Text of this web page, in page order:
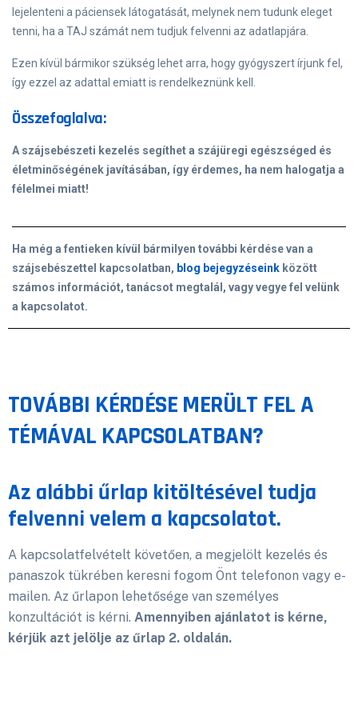
lejelenteni a páciensek látogatását, melynek nem tudunk eleget
tenni, ha a TAJ számát nem tudjuk felvenni az adatlapjára.
Ezen kívül bármikor szükség lehet arra, hogy gyógyszert írjunk fel,
így ezzel az adattal emiatt is rendelkeznünk kell.
Összefoglalva:
A szájsebészeti kezelés segíthet a szájüregi egészséged és
életminőségének javításában, így érdemes, ha nem halogatja a
félelmei miatt!
Ha még a fentieken kívül bármilyen további kérdése van a
szájsebészettel kapcsolatban, blog bejegyzéseink között
számos információt, tanácsot megtalál, vagy vegye fel velünk
a kapcsolatot.
TOVÁBBI KÉRDÉSE MERÜLT FEL A
TÉMÁVAL KAPCSOLATBAN?
Az alábbi űrlap kitöltésével tudja
felvenni velem a kapcsolatot.
A kapcsolatfelvételt követően, a megjelölt kezelés és
panaszok tükrében keresni fogom Önt telefonon vagy e-
mailen. Az űrlapon lehetősége van személyes
konzultációt is kérni. Amennyiben ajánlatot is kérne,
kérjük azt jelölje az űrlap 2. oldalán.